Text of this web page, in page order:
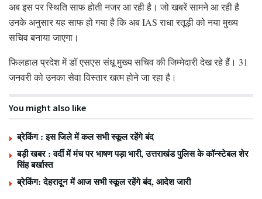
अब इस पर स्थिति साफ होती नजर आ रही है। जो खबरें सामने आ रही है
उनके अनुसार यह साफ हो गया है कि अब IAS राधा रतूड़ी को नया मुख्य
सचिव बनाया जाएगा।
फिलहाल प्रदेश में डॉ एसएस संधू मुख्य सचिव की जिम्मेदारी देख रहे हैं। 31
जनवरी को उनका सेवा विस्तार खत्म होने जा रहा है।
You might also like
ब्रेकिंग : इस जिले में कल सभी स्कूल रहेंगे बंद
बड़ी खबर : वर्दी में मंच पर भाषण पड़ा भारी, उत्तराखंड पुलिस के कॉन्स्टेबल शेर
सिंह बर्खास्त
ब्रेकिंग: देहरादून में आज सभी स्कूल रहेंगे बंद, आदेश जारी